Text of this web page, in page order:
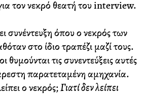
τον νεκρό θεατή του interview.
συνέντευξη όπου ο νεκρός των
στο ίδιο τραπέζι μαζί τους.
τις συνεντεύξεις αυτές
παρατεταμένη αμηχανία.
ο νεκρός; Γιατί δεν λείπει